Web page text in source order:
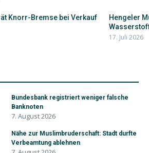
Knorr-Bremse bei Verkauf
Hengeler
17. Juli 2026
Bundesbank registriert weniger falsche
Banknoten
7. August 2026
Nähe zur Muslimbruderschaft: Stadt durfte
Verbeamtung ablehnen